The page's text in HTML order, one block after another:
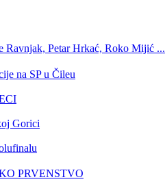
Ravnjak, Petar Hrkać, Roko Mijić ...
na SP u Čileu
Gorici
PRVENSTVO